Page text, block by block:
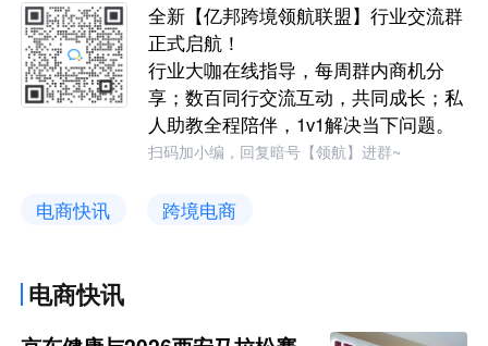
全新【亿邦跨境领航联盟】行业交流群
正式启航！
行业大咖在线指导，每周群内商机分
享；数百同行交流互动，共同成长；私
人助教全程陪伴，1v1解决当下问题。
扫码加小编，回复暗号【领航】进群~
电商快讯 跨境电商
电商快讯